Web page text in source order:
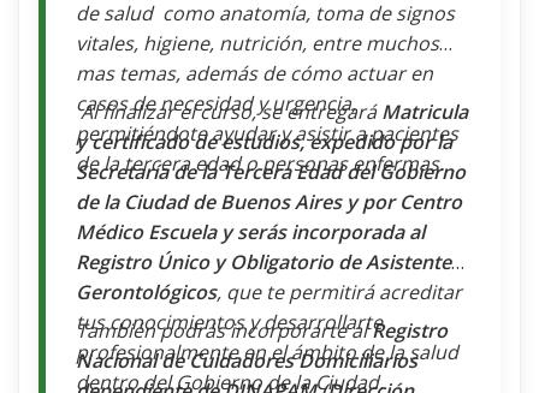
de salud como anatomía, toma de signos
vitales, higiene, nutrición, entre muchos
mas temas, además de cómo actuar en
casos de necesidad y urgencia,
permitiéndote ayudar y asistir a pacientes
de la tercera edad o personas enfermas.
Al finalizar el curso, se entregaráMatricula
y certificado de estudios, expedido por la
Secretaría de la Tercera Edad del Gobierno
de la Ciudad de Buenos Aires y por Centro
Médico Escuela y serás incorporada al
Registro Único y Obligatorio de Asistentes
Gerontológicos, que te permitirá acreditar
tus conocimientos y desarrollarte
profesionalmente en el ámbito de la salud
dentro del Gobierno de la Ciudad.
También podrás incorporarte alRegistro
Nacional de Cuidadores Domiciliarios